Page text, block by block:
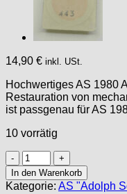
14,90 € inkl. USt.
Hochwertiges AS 1980
Restauration von
ist passgenau für AS
10 vorrätig
AS
1980
(
In den Warenkorb
Kategorie: AS "Adolph